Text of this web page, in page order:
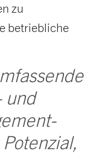
zu
betriebliche
und